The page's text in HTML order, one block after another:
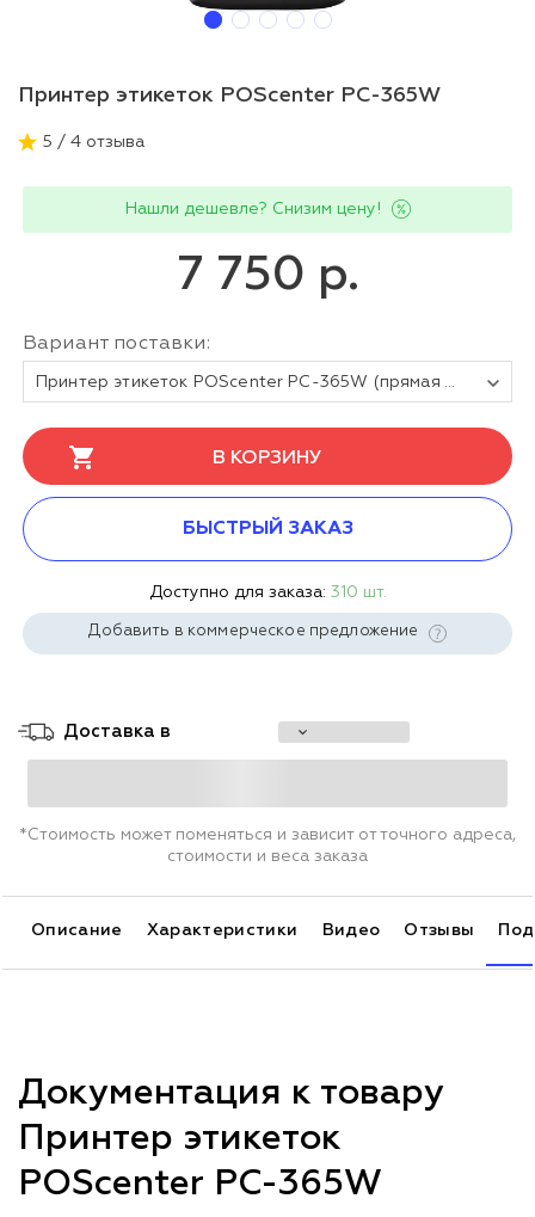
Принтер этикеток POScenter PC-365W
5 / 4 отзыва
Нашли дешевле? Снизим цену!
7 750 р.
Вариант поставки:
Принтер этикеток POScenter PC-365W (прямая термопечать, 3", USB+WIFI) черный
В КОРЗИНУ
БЫСТРЫЙ ЗАКАЗ
Доступно для заказа: 310 шт.
Добавить в коммерческое предложение
Доставка в
*Стоимость может поменяться и зависит от точного адреса,
стоимости и веса заказа
Описание Характеристики Видео Отзывы
Документация к товару
Принтер этикеток
POScenter PC-365W